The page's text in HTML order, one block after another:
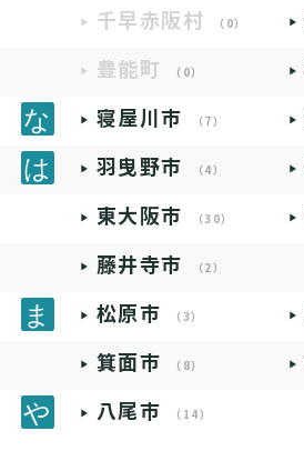
千早赤阪村 （0）
豊能町 （0）
寝屋川市 （7）
羽曳野市 （4）
東大阪市 （30）
藤井寺市 （2）
松原市 （3）
箕面市 （8）
八尾市 （14）